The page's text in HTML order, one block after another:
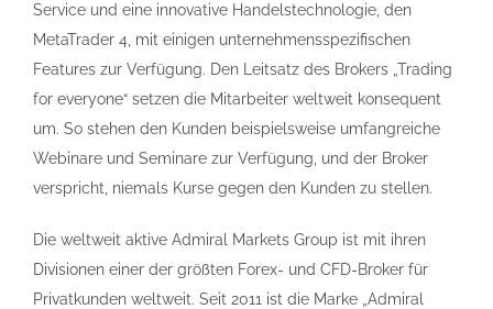
Service und eine innovative Handelstechnologie, den
MetaTrader 4, mit einigen unternehmensspezifischen
Features zur Verfügung. Den Leitsatz des Brokers „Trading
for everyone“ setzen die Mitarbeiter weltweit konsequent
um. So stehen den Kunden beispielsweise umfangreiche
Webinare und Seminare zur Verfügung, und der Broker
verspricht, niemals Kurse gegen den Kunden zu stellen.
Die weltweit aktive Admiral Markets Group ist mit ihren
Divisionen einer der größten Forex- und CFD-Broker für
Privatkunden weltweit. Seit 2011 ist die Marke „Admiral